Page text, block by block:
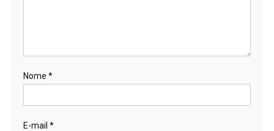
Nome *
E-mail *